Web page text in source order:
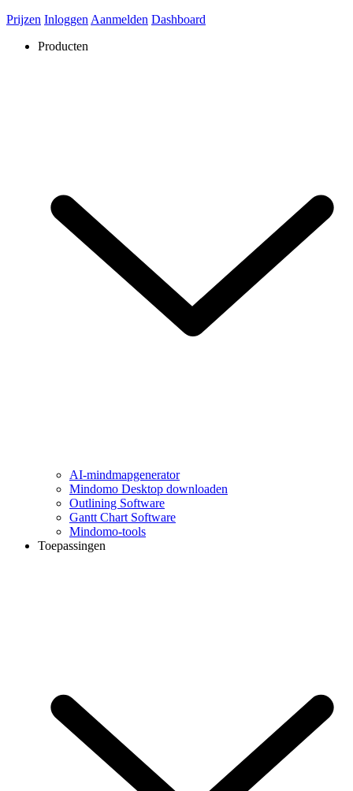
Prijzen Inloggen Aanmelden Dashboard
Producten
AI-mindmapgenerator
Mindomo Desktop downloaden
Outlining Software
Gantt Chart Software
Mindomo-tools
Toepassingen